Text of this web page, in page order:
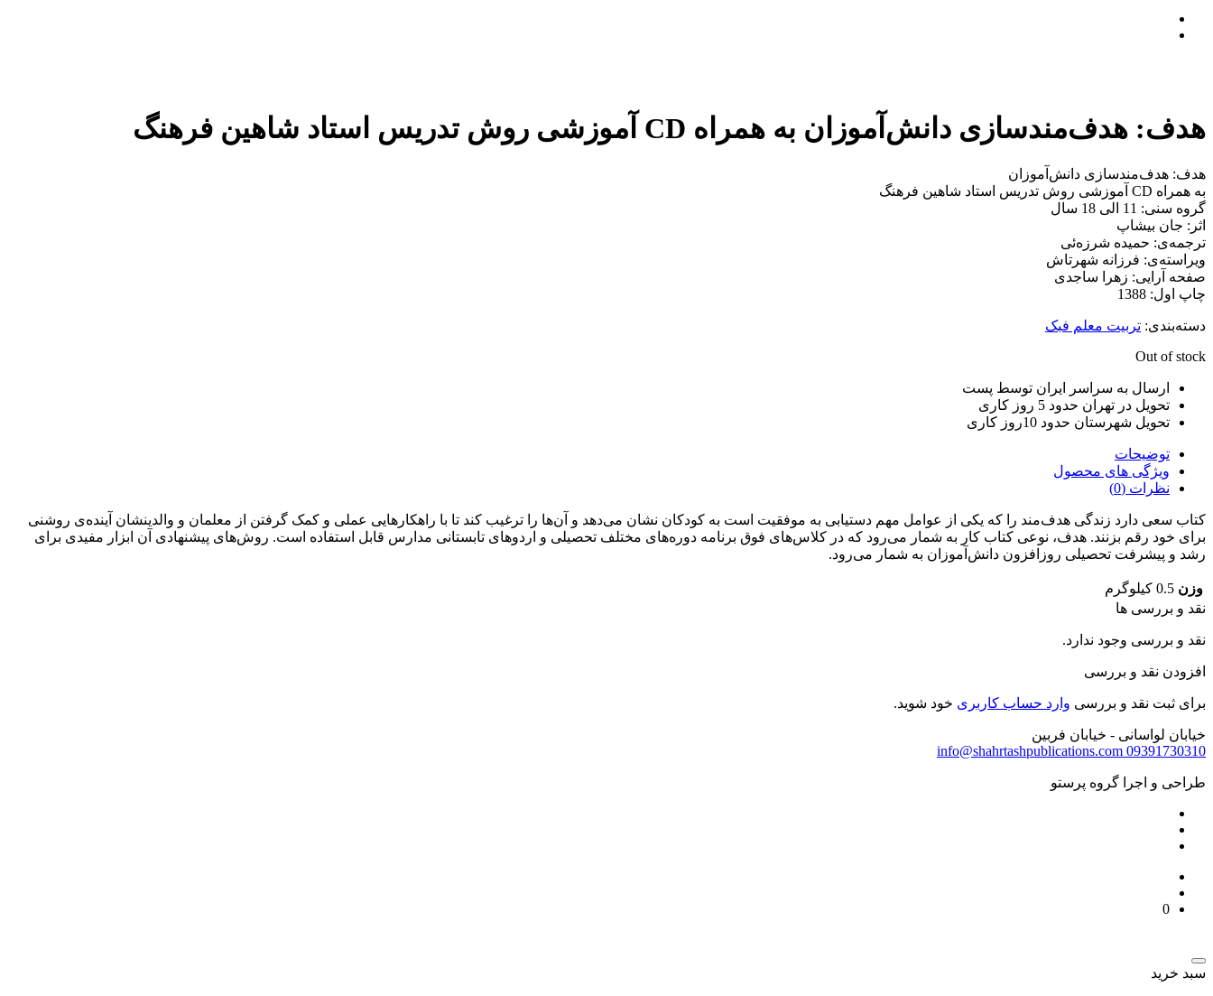
هدف: هدف‌مندسازی ‌‌دانش‌آموزان به همراه CD آموزشی روش تدریس استاد شاهین فرهنگ
هدف: هدف‌مندسازی ‌‌دانش‌آموزان
به همراه CD آموزشی روش تدریس استاد شاهین فرهنگ
گروه سنی: 11 الی 18 سال
اثر: جان بیشاپ
ترجمه‌ی: حمیده شرزه‌ئی
ویراسته‌ی: فرزانه شهرتاش
صفحه آرایی: زهرا ساجدی
چاپ اول: 1388
دسته‌بندی: تربیت معلم فبک
Out of stock
ارسال به سراسر ایران توسط پست
تحویل در تهران حدود 5 روز کاری
تحویل شهرستان حدود 10روز کاری
توضیحات
ویژگی های محصول
نظرات (0)
کتاب سعی دارد زندگی هدف‌مند را که یکی از عوامل مهم دستیابی به موفقیت است به کودکان نشان می‌دهد و آن‌ها را ترغیب کند تا با راهکارهایی عملی و کمک گرفتن از معلمان و والدینشان آینده‌ی روشنی
برای خود رقم بزنند. هدف، نوعی کتاب کار به شمار می‌رود که در کلاس‌های فوق برنامه دوره‌های مختلف تحصیلی و اردوهای تابستانی مدارس قابل استفاده است. روش‌های پیشنهادی آن ابزار مفیدی برای
رشد و پیشرفت تحصیلی روزافزون ‌‌دانش‌آموزان به شمار می‌رود.
وزن 0.5 کیلوگرم
نقد و بررسی ها
نقد و بررسی وجود ندارد.
افزودن نقد و بررسی
برای ثبت نقد و بررسی وارد حساب کاربری خود شوید.
خیابان لواسانی - خیابان فربین
09391730310
info@shahrtashpublications.com
طراحی و اجرا گروه پرستو
0
سبد خرید